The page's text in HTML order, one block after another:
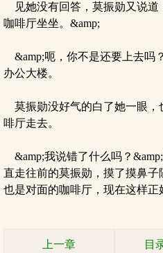
见她没有回答，莫振勋又说道
咖啡厅坐坐。&amp;
&amp;呃，你不是还要上去吗
办公大楼。
莫振勋没好气的白了她一眼，
啡厅走去。
&amp;我说错了什么吗？
直走往前的莫振勋，摸了摸鼻
也是对面的咖啡厅，现在这样正
上一章 目